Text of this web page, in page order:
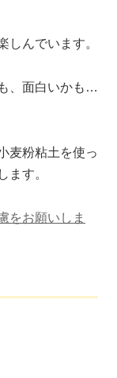
しんでいます。
、面白いかも…
麦粉粘土を使っ
ます。
をお願いしま